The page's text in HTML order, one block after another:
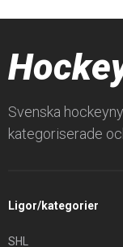
Svenska
kategoriserade
Ligor/kategorier
SHL